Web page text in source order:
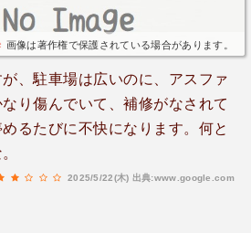
画像は著作権で保護されている場合があります。
、駐車場は広いのに、アスファ
り傷んでいて、補修がなされて
るたびに不快になります。何と
2025/5/22(木) 出典:www.google.com